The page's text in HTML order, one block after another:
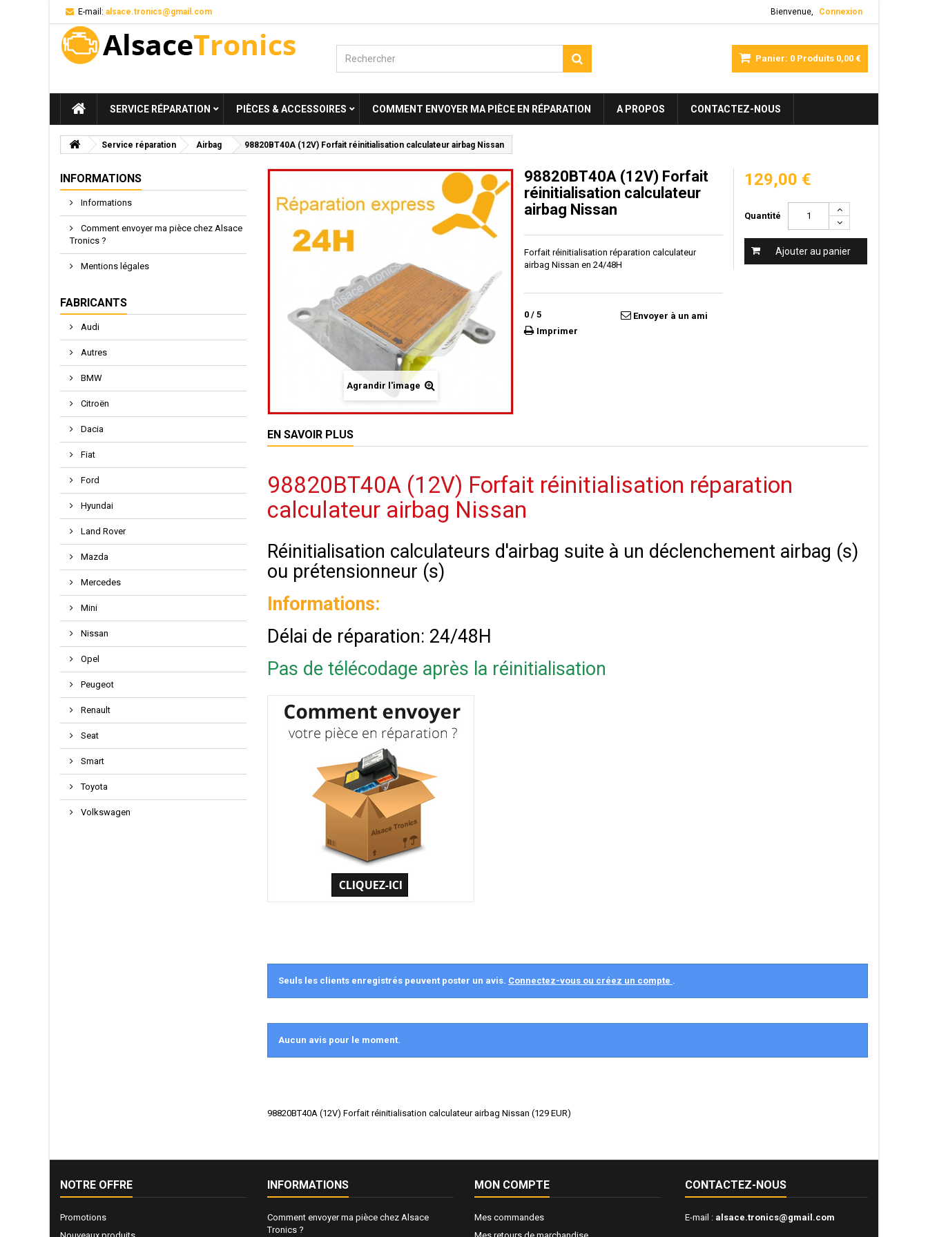
Bienvenue, Connexion
E-mail: alsace.tronics@gmail.com
Panier: 0 Produits 0,00 €
SERVICE RÉPARATION PIÈCES & ACCESSOIRES COMMENT ENVOYER MA PIÈCE EN RÉPARATION A PROPOS CONTACTEZ-NOUS
Service réparation Airbag 98820BT40A (12V) Forfait réinitialisation calculateur airbag Nissan
INFORMATIONS
Informations
Comment envoyer ma pièce chez Alsace
Tronics ?
Mentions légales
FABRICANTS
Audi
Autres
BMW
Citroën
Dacia
Fiat
Ford
Hyundai
Land Rover
Mazda
Mercedes
Mini
Nissan
Opel
Peugeot
Renault
Seat
Smart
Toyota
Volkswagen
Agrandir l'image
98820BT40A (12V) Forfait
réinitialisation calculateur
airbag Nissan
Forfait réinitialisation réparation calculateur
airbag Nissan en 24/48H
0 / 5
Envoyer à un ami
Imprimer
129,00 €
Quantité
Ajouter au panier
EN SAVOIR PLUS
98820BT40A (12V) Forfait réinitialisation réparation
calculateur airbag Nissan
Réinitialisation calculateurs d'airbag suite à un déclenchement airbag (s)
ou prétensionneur (s)
Informations:
Délai de réparation: 24/48H
Pas de télécodage après la réinitialisation
Seuls les clients enregistrés peuvent poster un avis. Connectez-vous ou créez un compte .
Aucun avis pour le moment.
98820BT40A (12V) Forfait réinitialisation calculateur airbag Nissan (129 EUR)
NOTRE OFFRE
Promotions
INFORMATIONS
Comment envoyer ma pièce chez Alsace
Tronics ?
MON COMPTE
Mes commandes
CONTACTEZ-NOUS
E-mail : alsace.tronics@gmail.com